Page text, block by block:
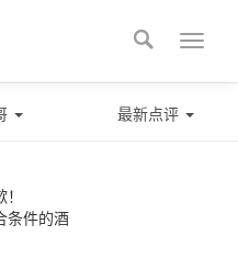
Toggle

最新点评
条件的酒